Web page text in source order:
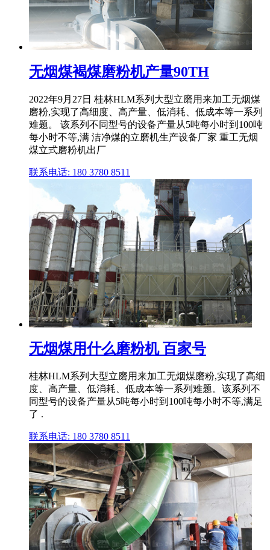
无烟煤褐煤磨粉机产量90TH
2022年9月27日 桂林HLM系列大型立磨用来加工无烟煤
磨粉,实现了高细度、高产量、低消耗、低成本等一系列
难题。 该系列不同型号的设备产量从5吨每小时到100吨
每小时不等,满 洁净煤的立磨机生产设备厂家 重工无烟
煤立式磨粉机出厂
联系电话: 180 3780 8511
无烟煤用什么磨粉机 百家号
桂林HLM系列大型立磨用来加工无烟煤磨粉,实现了高细
度、高产量、低消耗、低成本等一系列难题。该系列不
同型号的设备产量从5吨每小时到100吨每小时不等,满足
了 .
联系电话: 180 3780 8511